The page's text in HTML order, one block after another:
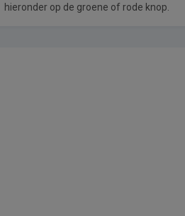
hieronder op de groene of rode knop.